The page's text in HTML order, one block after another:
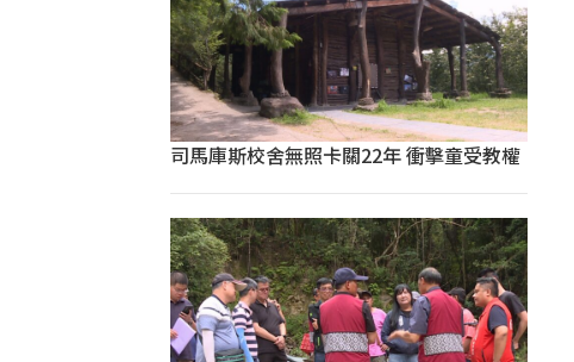
司馬庫斯校舍無照卡關22年 衝擊童受教權